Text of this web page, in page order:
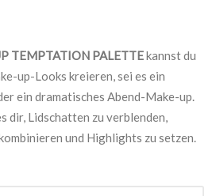
TEMPTATION PALETTEkannst du
up-Looks kreieren, sei es ein
ein dramatisches Abend-Make-up.
dir, Lidschatten zu verblenden,
und Highlights zu setzen.